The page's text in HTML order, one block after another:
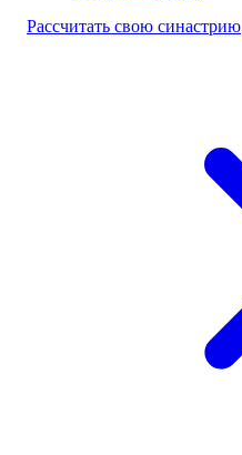
Рассчитать свою синастрию